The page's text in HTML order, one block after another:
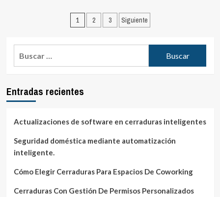
extraviar
llaves
si
digitales
Paginación
1 2 3 Siguiente
Entradas recientes
Actualizaciones de software en cerraduras inteligentes
Seguridad doméstica mediante automatización
inteligente.
Cómo Elegir Cerraduras Para Espacios De Coworking
Cerraduras Con Gestión De Permisos Personalizados